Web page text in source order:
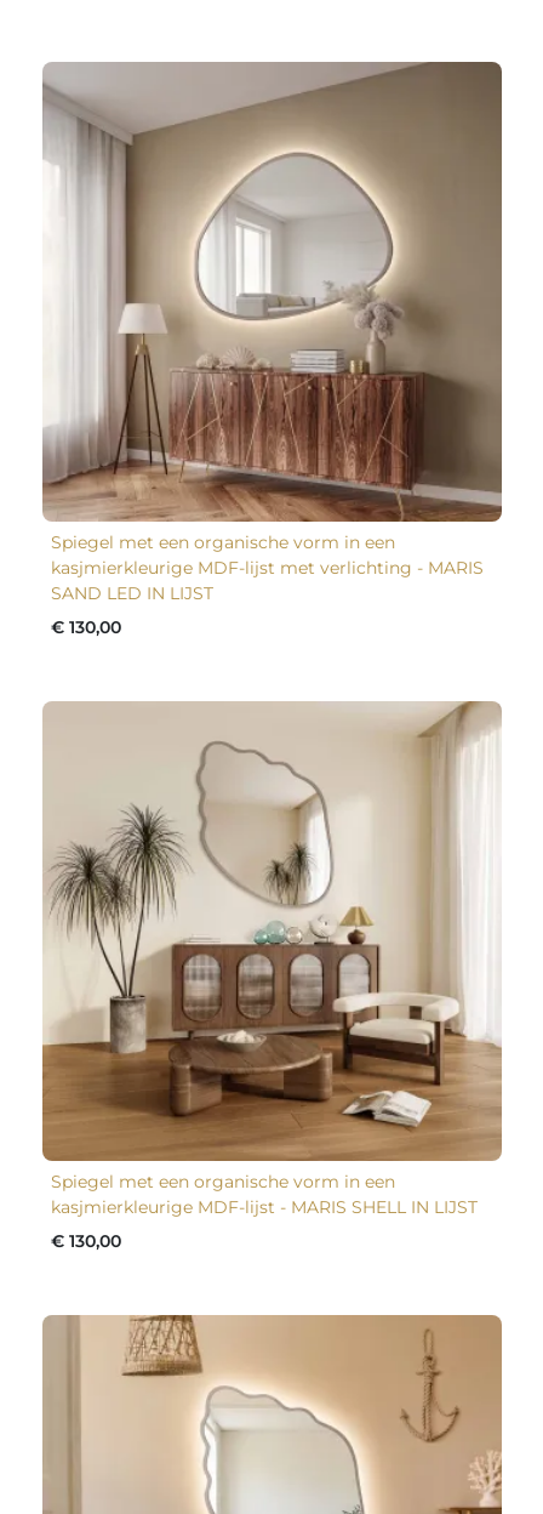
Spiegel met een organische vorm in een
kasjmierkleurige MDF-lijst met verlichting - MARIS
SAND LED IN LIJST
€ 130,00
Spiegel met een organische vorm in een
kasjmierkleurige MDF-lijst - MARIS SHELL IN LIJST
€ 130,00